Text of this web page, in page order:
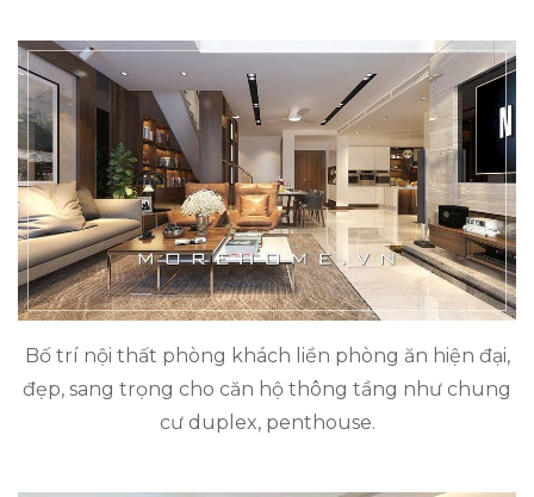
Bố trí nội thất phòng khách liền phòng ăn hiện đại,
đẹp, sang trọng cho căn hộ thông tầng như chung
cư duplex, penthouse.